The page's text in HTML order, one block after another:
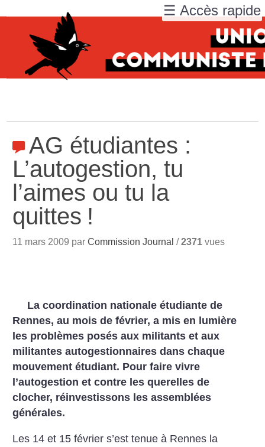
AG étudiantes :
L’autogestion, tu
l’aimes ou tu la
quittes !
11 mars 2009 parCommission Journal /2371 vues
La coordination nationale étudiante de
Rennes, au mois de février, a mis en lumière
les problèmes posés aux militants et aux
militantes autogestionnaires dans chaque
mouvement étudiant. Pour faire vivre
l’autogestion et contre les querelles de
clocher, réinvestissons les assemblées
générales.
Les 14 et 15 février s’est tenue à Rennes la
☰ Accès rapide